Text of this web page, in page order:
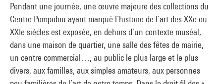
Pendant une journée, une œuvre majeure des collections du
Centre Pompidou ayant marqué l’histoire de l’art des XXe ou
XXIe siècles est exposée, en dehors d’un contexte muséal,
dans une maison de quartier, une salle des fêtes de mairie,
un centre commercial…, au public le plus large et le plus
divers, aux familles, aux simples amateurs, aux personnes